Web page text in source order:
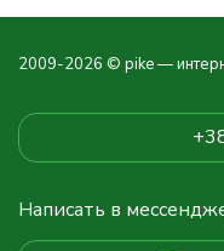
2009-2026 © pike —
Написать в